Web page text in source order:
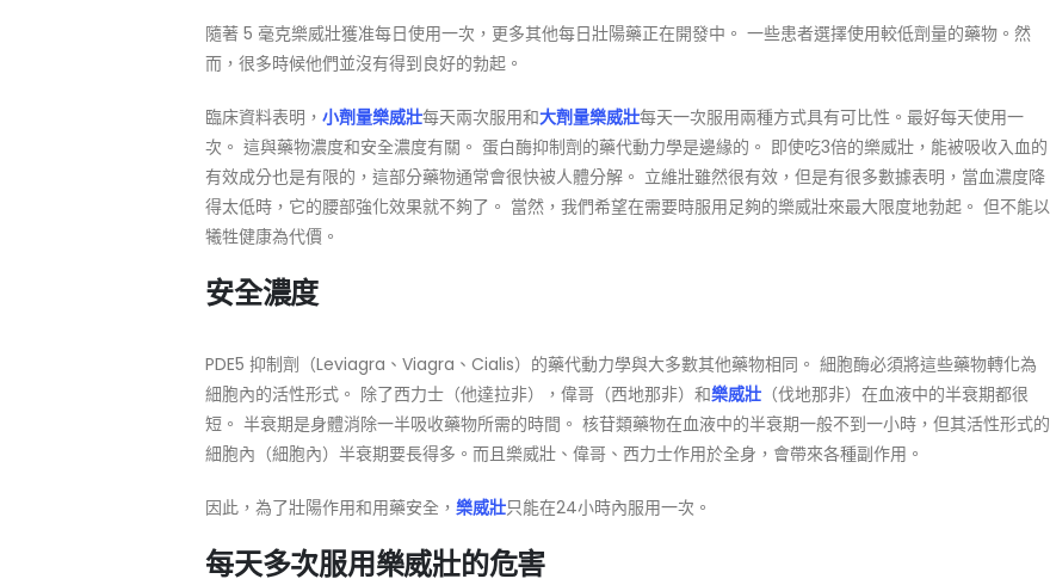
隨著 5 毫克樂威壯獲准每日使用一次，更多其他每日壯陽藥正在開發中。 一些患者選擇使用較低劑量的藥物。然
而，很多時候他們並沒有得到良好的勃起。
臨床資料表明， 小劑量樂威壯每天兩次服用和大劑量樂威壯每天一次服用兩種方式具有可比性。最好每天使用一
次。 這與藥物濃度和安全濃度有關。 蛋白酶抑制劑的藥代動力學是邊緣的。 即使吃3倍的樂威壯，能被吸收入血的
有效成分也是有限的，這部分藥物通常會很快被人體分解。 立維壯雖然很有效，但是有很多數據表明，當血濃度降
得太低時，它的腰部強化效果就不夠了。 當然，我們希望在需要時服用足夠的樂威壯來最大限度地勃起。 但不能以
犧牲健康為代價。
安全濃度
PDE5 抑制劑（Leviagra、Viagra、Cialis）的藥代動力學與大多數其他藥物相同。 細胞酶必須將這些藥物轉化為
細胞內的活性形式。 除了西力士（他達拉非），偉哥（西地那非）和樂威壯 （伐地那非）在血液中的半衰期都很
短。 半衰期是身體消除一半吸收藥物所需的時間。 核苷類藥物在血液中的半衰期一般不到一小時，但其活性形式的
細胞內（細胞內）半衰期要長得多。而且樂威壯、偉哥、西力士作用於全身，會帶來各種副作用。
因此，為了壯陽作用和用藥安全， 樂威壯只能在24小時內服用一次。
每天多次服用樂威壯的危害